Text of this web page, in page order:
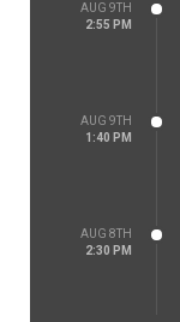
AUG 9TH
2:55 PM
AUG 9TH
1:40 PM
AUG 8TH
2:30 PM